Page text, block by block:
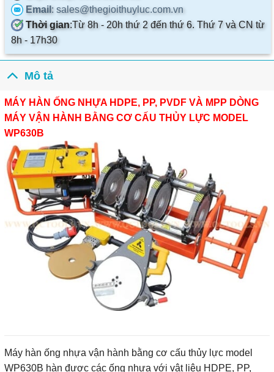
Email: sales@thegioithuyluc.com.vn
Thời gian:Từ 8h - 20h thứ 2 đến thứ 6. Thứ 7 và CN từ
8h - 17h30
Mô tả
MÁY HÀN ỐNG NHỰA HDPE, PP, PVDF VÀ MPP DÒNG
MÁY VẬN HÀNH BẰNG CƠ CẤU THỦY LỰC MODEL
WP630B
Máy hàn ống nhựa vận hành bằng cơ cấu thủy lực model
WP630B hàn được các ống nhựa với vật liệu HDPE, PP,